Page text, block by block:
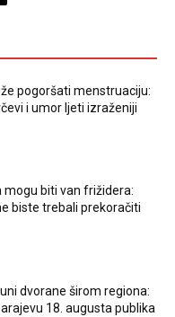
pogoršati menstruaciju:
i umor ljeti izraženiji
mogu biti van frižidera:
biste trebali prekoračiti
dvorane širom regiona:
18. augusta publika